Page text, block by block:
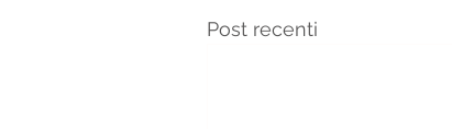
Post recenti